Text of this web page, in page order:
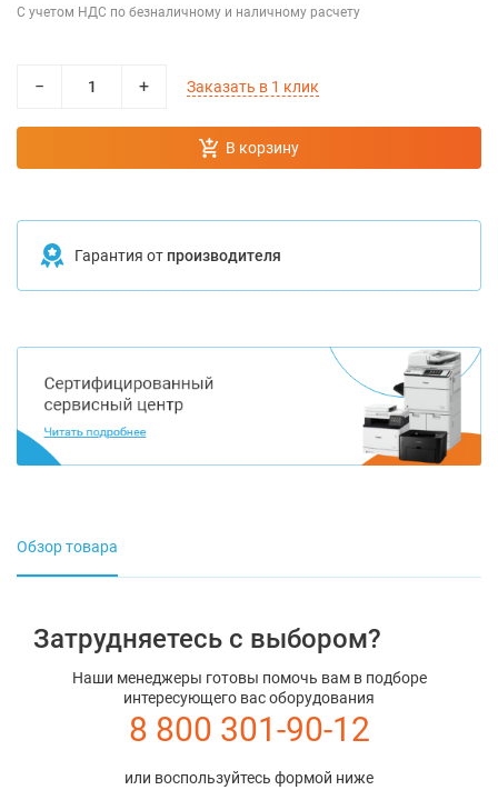
С учетом НДС по безналичному и наличному расчету
− + Заказать в 1 клик
В корзину
Гарантия от производителя
Обзор товара
Затрудняетесь с выбором?
Наши менеджеры готовы помочь вам в подборе
интересующего вас оборудования
8 800 301-90-12
или воспользуйтесь формой ниже